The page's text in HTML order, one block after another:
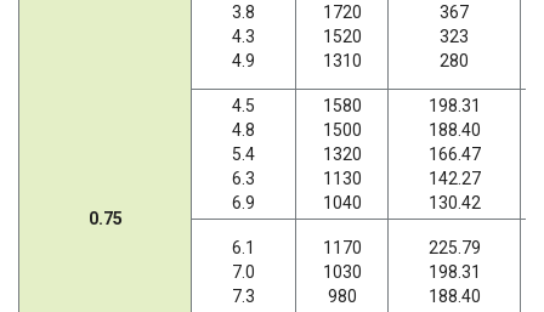
0.75
3.8
4.3
4.9
1720
1520
1310
367
323
280
4.5
4.8
5.4
6.3
6.9
1580
1500
1320
1130
1040
198.31
188.40
166.47
142.27
130.42
6.1
7.0
7.3
1170
1030
980
225.79
198.31
188.40